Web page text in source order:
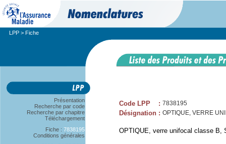
LPP > Fiche
Présentation
Recherche par code
Recherche par chapitre
Téléchargement
Fiche : 7838195
Conditions générales
Code LPP : 7838195
Désignation : OPTIQUE, VERRE
OPTIQUE, verre unifocal classe B,